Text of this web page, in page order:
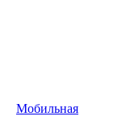
Мобильная